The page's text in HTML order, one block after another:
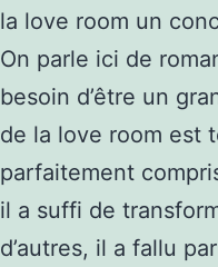
la love room un
On parle ici de
besoin d’être un
de la love room est
parfaitement
il a suffi de
d’autres, il a fallu